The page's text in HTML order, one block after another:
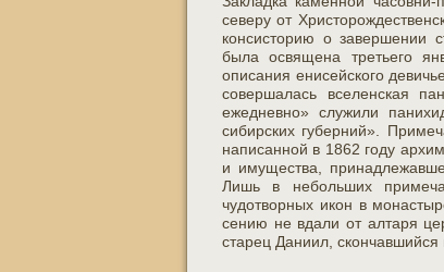
северу от
консисторию о завершении
была освящена третьего
описания енисейского
совершалась вселенская
ежедневно» служили
сибирских губерний».
написанной в 1862 году
и имущества,
Лишь в небольших
чудотворных икон в
сению не вдали от алтаря
старец Даниил, скончавшийся